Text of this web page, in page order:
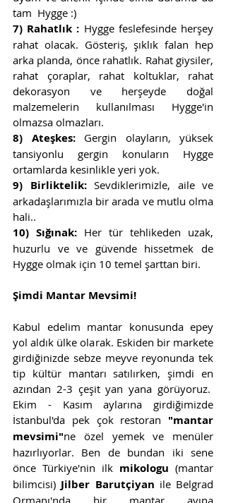
tam  Hygge :)
7) Rahatlık : Hygge feslefesinde herşey
rahat olacak. Gösteriş, şıklık falan hep
arka planda, önce rahatlık. Rahat giysiler,
rahat çoraplar, rahat koltuklar, rahat
dekorasyon ve herşeyde doğal
malzemelerin kullanılması Hygge'in
olmazsa olmazları.
8) Ateşkes: Gergin olayların, yüksek
tansiyonlu gergin konuların Hygge
ortamlarda kesinlikle yeri yok.
9) Birliktelik: Sevdiklerimizle, aile ve
arkadaşlarımızla bir arada ve mutlu olma
hali..
10) Sığınak: Her tür tehlikeden uzak,
huzurlu ve ve güvende hissetmek de
Hygge olmak için 10 temel şarttan biri.
Şimdi Mantar Mevsimi!
Kabul edelim mantar konusunda epey
yol aldık ülke olarak. Eskiden bir markete
girdiğinizde sebze meyve reyonunda tek
tip kültür mantarı satılırken, şimdi en
azından 2-3 çeşit yan yana görüyoruz.
Ekim - Kasım aylarına girdiğimizde
İstanbul'da pek çok restoran "mantar
mevsimi"ne özel yemek ve menüler
hazırlıyorlar. Ben de bundan iki sene
önce Türkiye'nin ilk mikologu (mantar
bilimcisi) Jilber Barutçiyan ile Belgrad
Ormanı'nda bir mantar avına